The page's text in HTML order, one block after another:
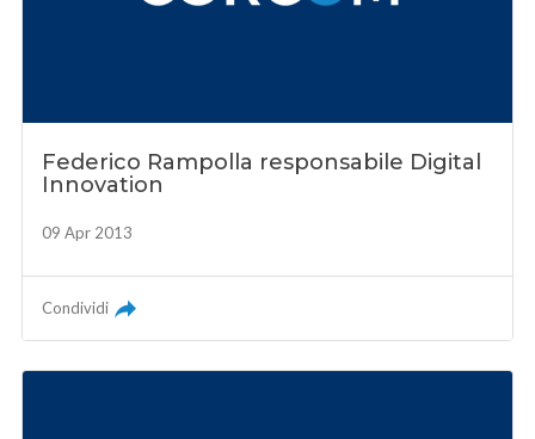
Federico Rampolla responsabile Digital
Innovation
09 Apr 2013
Condividi